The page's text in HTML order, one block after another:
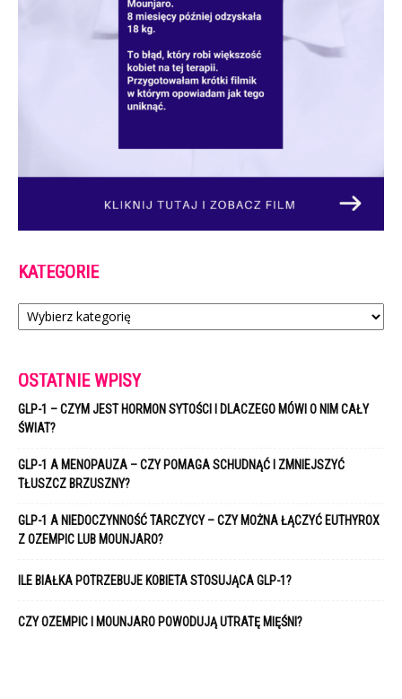
KATEGORIE
Kategorie
OSTATNIE WPISY
GLP-1 – CZYM JEST HORMON SYTOŚCI I DLACZEGO MÓWI O NIM CAŁY
ŚWIAT?
GLP-1 A MENOPAUZA – CZY POMAGA SCHUDNĄĆ I ZMNIEJSZYĆ
TŁUSZCZ BRZUSZNY?
GLP-1 A NIEDOCZYNNOŚĆ TARCZYCY – CZY MOŻNA ŁĄCZYĆ EUTHYROX
Z OZEMPIC LUB MOUNJARO?
ILE BIAŁKA POTRZEBUJE KOBIETA STOSUJĄCA GLP-1?
CZY OZEMPIC I MOUNJARO POWODUJĄ UTRATĘ MIĘŚNI?